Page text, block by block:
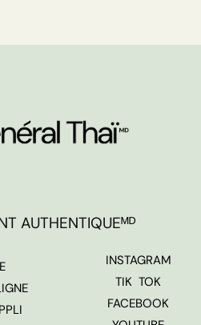
AUTHENTIQUEᴹᴰ
INSTAGRAM
TIK TOK
FACEBOOK